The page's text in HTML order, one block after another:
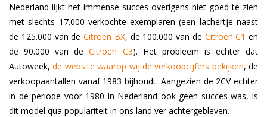
Nederland lijkt het immense succes overigens niet goed te zien
met slechts 17.000 verkochte exemplaren (een lachertje naast
de 125.000 van de Citroën BX, de 100.000 van de Citroën C1 en
de 90.000 van deCitroën C3). Het probleem is echter dat
Autoweek,de website waarop wij de verkoopcijfers bekijken, de
verkoopaantallen vanaf 1983 bijhoudt. Aangezien de 2CV echter
in de periode voor 1980 in Nederland ook geen succes was, is
dit model qua populariteit in ons land ver achtergebleven.